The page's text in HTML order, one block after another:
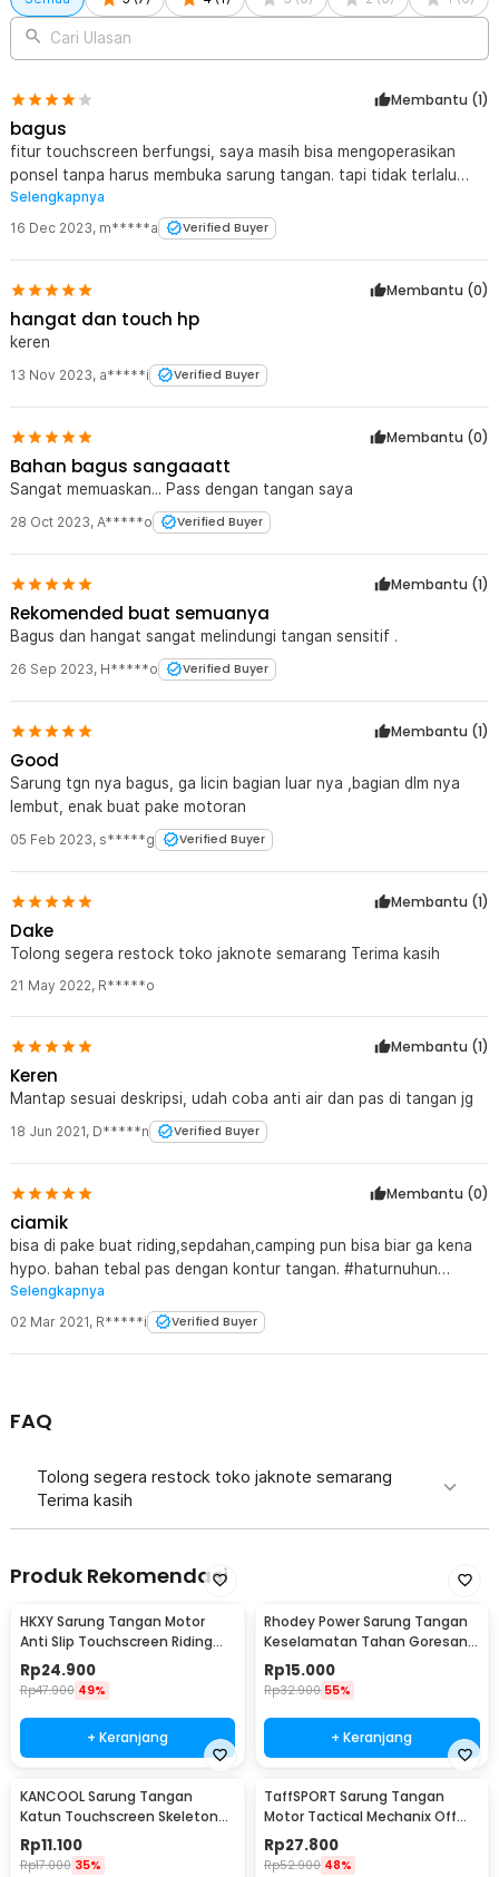
Cari Ulasan
Membantu (1)
bagus
fitur touchscreen berfungsi, saya masih bisa mengoperasikan
ponsel tanpa harus membuka sarung tangan. tapi tidak terlalu
hangat jika dibilang winter glove
Selengkapnya
16 Dec 2023, m*****a Verified Buyer
Membantu (0)
hangat dan touch hp
keren
13 Nov 2023, a*****i Verified Buyer
Membantu (0)
Bahan bagus sangaaatt
Sangat memuaskan... Pass dengan tangan saya
28 Oct 2023, A*****o Verified Buyer
Membantu (1)
Rekomended buat semuanya
Bagus dan hangat sangat melindungi tangan sensitif .
26 Sep 2023, H*****o Verified Buyer
Membantu (1)
Good
Sarung tgn nya bagus, ga licin bagian luar nya ,bagian dlm nya
lembut, enak buat pake motoran
05 Feb 2023, s*****g Verified Buyer
Membantu (1)
Dake
Tolong segera restock toko jaknote semarang Terima kasih
21 May 2022, R*****o
Membantu (1)
Keren
Mantap sesuai deskripsi, udah coba anti air dan pas di tangan jg
18 Jun 2021, D*****n Verified Buyer
Membantu (0)
ciamik
bisa di pake buat riding,sepdahan,camping pun bisa biar ga kena
hypo. bahan tebal pas dengan kontur tangan. #haturnuhun
jaknotes
Selengkapnya
02 Mar 2021, R*****i Verified Buyer
FAQ
Tolong segera restock toko jaknote semarang
Terima kasih
Produk Rekomendasi
HKXY Sarung Tangan Motor
Anti Slip Touchscreen Riding
Glove 1 Pair M
Rp24.900
Rp47.900 49%
+ Keranjang
Rhodey Power Sarung Tangan
Keselamatan Tahan Goresan
Pisau - EN388
Rp15.000
Rp32.900 55%
+ Keranjang
KANCOOL Sarung Tangan
Katun Touchscreen Skeleton
All Size Unisex - YN1168
Rp11.100
Rp17.000 35%
TaffSPORT Sarung Tangan
Motor Tactical Mechanix Off
Road - XT07
Rp27.800
Rp52.900 48%